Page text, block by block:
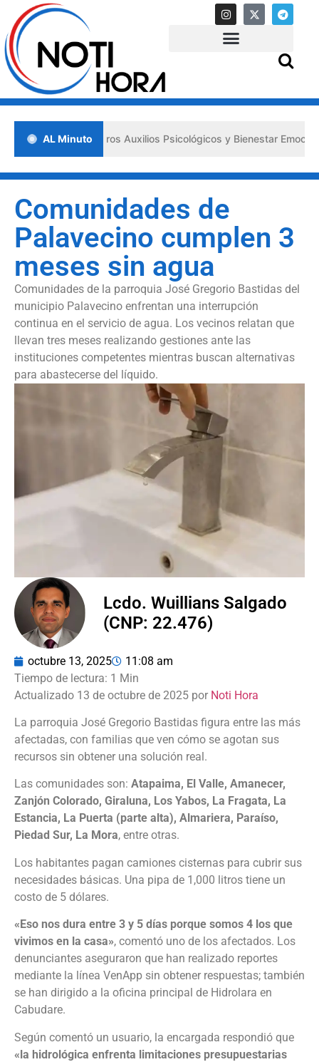
AL Minuto
los «Primeros Auxilios Psicológicos y Bienestar Emocional»
Comunidades de
Palavecino cumplen 3
meses sin agua
Comunidades de la parroquia José Gregorio Bastidas del
municipio Palavecino enfrentan una interrupción
continua en el servicio de agua. Los vecinos relatan que
llevan tres meses realizando gestiones ante las
instituciones competentes mientras buscan alternativas
para abastecerse del líquido.
Lcdo. Wuillians Salgado
(CNP: 22.476)
octubre 13, 2025 11:08 am
Actualizado 13 de octubre de 2025 por Noti Hora
La parroquia José Gregorio Bastidas figura entre las más
afectadas, con familias que ven cómo se agotan sus
recursos sin obtener una solución real.
Las comunidades son: Atapaima, El Valle, Amanecer,
Zanjón Colorado, Giraluna, Los Yabos, La Fragata, La
Estancia, La Puerta (parte alta), Almariera, Paraíso,
Piedad Sur, La Mora, entre otras.
Los habitantes pagan camiones cisternas para cubrir sus
necesidades básicas. Una pipa de 1,000 litros tiene un
costo de 5 dólares.
«Eso nos dura entre 3 y 5 días porque somos 4 los que
vivimos en la casa», comentó uno de los afectados. Los
denunciantes aseguraron que han realizado reportes
mediante la línea VenApp sin obtener respuestas; también
se han dirigido a la oficina principal de Hidrolara en
Cabudare.
Según comentó un usuario, la encargada respondió que
«la hidrológica enfrenta limitaciones presupuestarias